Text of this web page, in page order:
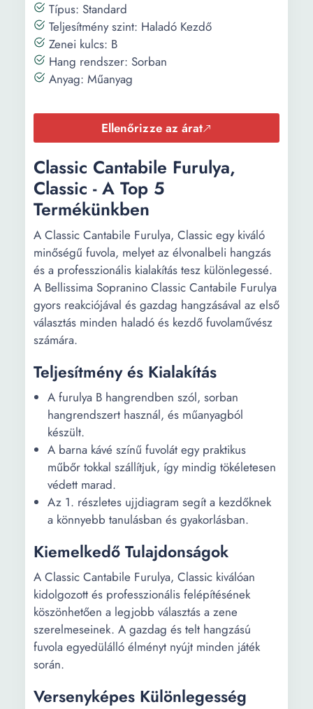
Típus: Standard
Teljesítmény szint: Haladó Kezdő
Zenei kulcs: B
Hang rendszer: Sorban
Anyag: Műanyag
Ellenőrizze az árat
Classic Cantabile Furulya,
Classic - A Top 5
Termékünkben
A Classic Cantabile Furulya, Classic egy kiváló
minőségű fuvola, melyet az élvonalbeli hangzás
és a professzionális kialakítás tesz különlegessé.
A Bellissima Sopranino Classic Cantabile Furulya
gyors reakciójával és gazdag hangzásával az első
választás minden haladó és kezdő fuvolaművész
számára.
Teljesítmény és Kialakítás
A furulya B hangrendben szól, sorban
hangrendszert használ, és műanyagból
készült.
A barna kávé színű fuvolát egy praktikus
műbőr tokkal szállítjuk, így mindig tökéletesen
védett marad.
Az 1. részletes ujjdiagram segít a kezdőknek
a könnyebb tanulásban és gyakorlásban.
Kiemelkedő Tulajdonságok
A Classic Cantabile Furulya, Classic kiválóan
kidolgozott és professzionális felépítésének
köszönhetően a legjobb választás a zene
szerelmeseinek. A gazdag és telt hangzású
fuvola egyedülálló élményt nyújt minden játék
során.
Versenyképes Különlegesség